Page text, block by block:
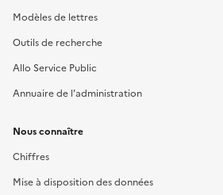
Modèles de lettres
Outils de recherche
Allo Service Public
Annuaire de l'administration
Nous connaître
Chiffres
Mise à disposition des données